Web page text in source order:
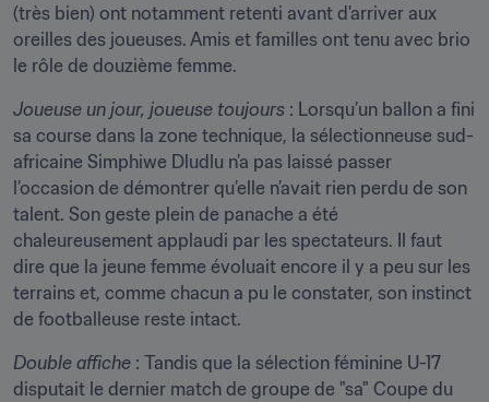
(très bien) ont notamment retenti avant d'arriver aux
oreilles des joueuses. Amis et familles ont tenu avec brio
le rôle de douzième femme.
Joueuse un jour, joueuse toujours : Lorsqu’un ballon a fini
sa course dans la zone technique, la sélectionneuse sud-
africaine Simphiwe Dludlu n’a pas laissé passer
l’occasion de démontrer qu’elle n’avait rien perdu de son
talent. Son geste plein de panache a été
chaleureusement applaudi par les spectateurs. Il faut
dire que la jeune femme évoluait encore il y a peu sur les
terrains et, comme chacun a pu le constater, son instinct
de footballeuse reste intact.
Double affiche : Tandis que la sélection féminine U-17
disputait le dernier match de groupe de "sa" Coupe du